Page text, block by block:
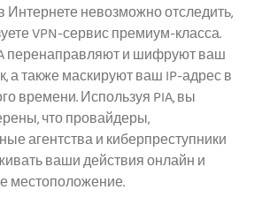
невозможно отследить,
VPN-сервис премиум-класса.
перенаправляют и шифруют ваш
а также маскируют ваш IP-адрес в
времени. Используя PIA, вы
что провайдеры,
агентства и киберпреступники
ваши действия онлайн и
местоположение.